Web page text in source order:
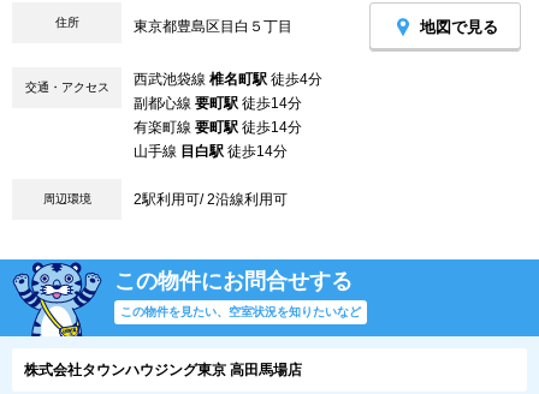
住所 東京都豊島区目白５丁目 地図で見る
交通・アクセス 西武池袋線 椎名町駅 徒歩4分
副都心線 要町駅 徒歩14分
有楽町線 要町駅 徒歩14分
山手線 目白駅 徒歩14分
周辺環境 2駅利用可/ 2沿線利用可
この物件にお問合せする
この物件を見たい、空室状況を知りたいなど
株式会社タウンハウジング東京 高田馬場店